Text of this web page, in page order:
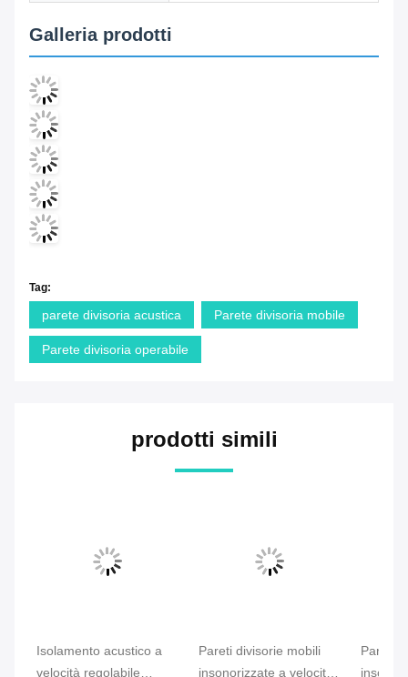
Galleria prodotti
Tag:
parete divisoria acustica Parete divisoria mobile
Parete divisoria operabile
prodotti simili
Isolamento acustico a
velocità regolabile
Pareti divisorie mobili
insonorizzate a velocità
Pareti